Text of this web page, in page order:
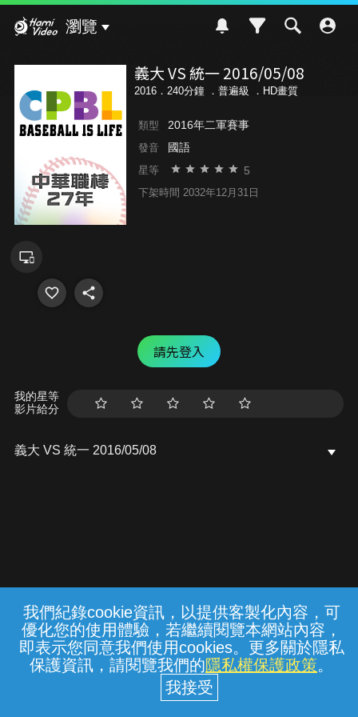
我們紀錄cookie資訊，以提供客製化內容，可
優化您的使用體驗，若繼續閱覽本網站內容，
即表示您同意我們使用cookies。更多關於隱私
保護資訊，請閱覽我們的隱私權保護政策。
瀏覽
義大 VS 統一 2016/05/08
2016．240分鐘 ． 普遍級 ．HD畫質
類型 2016年二軍賽事
發音 國語
星等 5
下架時間 2032年12月31日
請先登入
我的星等
影片給分
義大 VS 統一 2016/05/08
常見問題 線上客服 服務條款 隱私權保護
中華電信股份有限公司個人家庭分公司
(統一編號：96979949) © 2026
{{notifyMsg}}